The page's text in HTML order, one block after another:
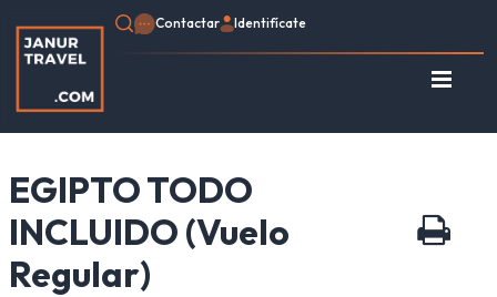
Contactar Identifícate
Inicio
Egipto
EGIPTO TODO
INCLUIDO (Vuelo
Regular)